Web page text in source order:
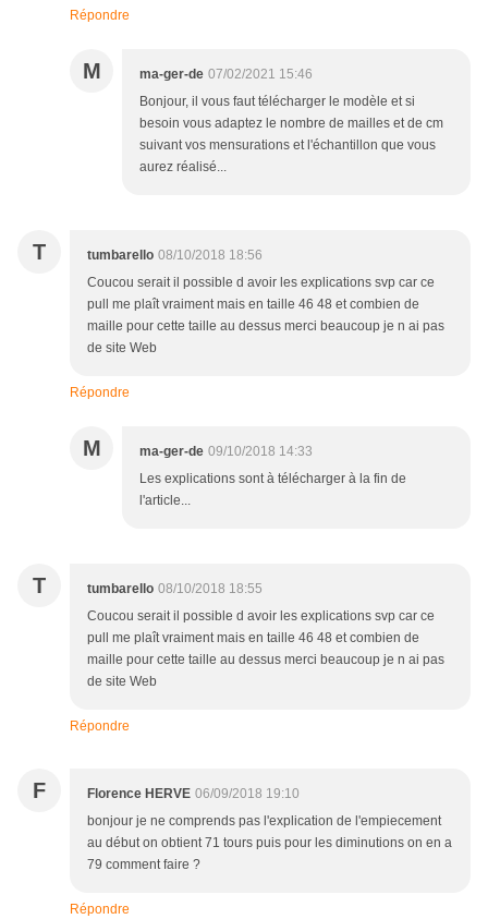
Répondre
M ma-ger-de 07/02/2021 15:46
Bonjour, il vous faut télécharger le modèle et si
besoin vous adaptez le nombre de mailles et de cm
suivant vos mensurations et l'échantillon que vous
aurez réalisé...
T tumbarello 08/10/2018 18:56
Coucou serait il possible d avoir les explications svp car ce
pull me plaît vraiment mais en taille 46 48 et combien de
maille pour cette taille au dessus merci beaucoup je n ai pas
de site Web
Répondre
M ma-ger-de 09/10/2018 14:33
Les explications sont à télécharger à la fin de
l'article...
T tumbarello 08/10/2018 18:55
Coucou serait il possible d avoir les explications svp car ce
pull me plaît vraiment mais en taille 46 48 et combien de
maille pour cette taille au dessus merci beaucoup je n ai pas
de site Web
Répondre
F Florence HERVE 06/09/2018 19:10
bonjour je ne comprends pas l'explication de l'empiecement
au début on obtient 71 tours puis pour les diminutions on en a
79 comment faire ?
Répondre